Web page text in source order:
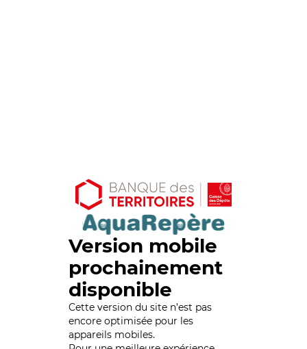
Version mobile
prochainement
disponible
Cette version du site n’est pas
encore optimisée pour les
appareils mobiles.